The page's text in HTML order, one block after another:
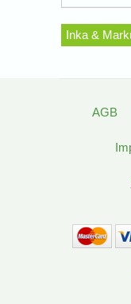
Inka &
AGB